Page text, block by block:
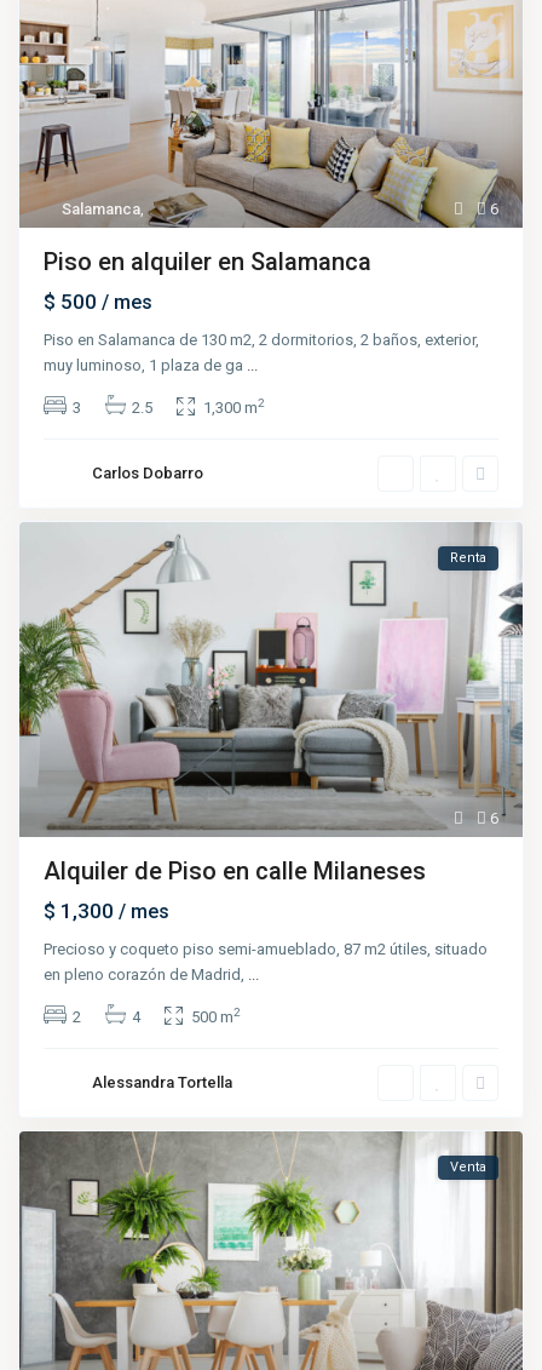
6
Salamanca,
Piso en alquiler en Salamanca
$ 500/ mes
Piso en Salamanca de 130 m2, 2 dormitorios, 2 baños, exterior,
muy luminoso, 1 plaza de ga ...
3 2.5 1,300 m2
Carlos Dobarro
6
Renta
Alquiler de Piso en calle Milaneses
$ 1,300/ mes
Precioso y coqueto piso semi-amueblado, 87 m2 útiles, situado
en pleno corazón de Madrid, ...
2 4 500 m2
Alessandra Tortella
Venta